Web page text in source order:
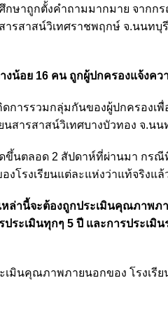
กษาถูกตั้งคำถามมากมาย จากก
สารสาสน์วิเทศราชพฤกษ์ จ.นน
น้อย 16 คน ถูกผู้ปกครองแจ้งคว
ดการรวมกลุ่มกันของผู้ปกครอง
นสารสาสน์วิเทศบางบัวทอง จ.น
ดขึ้นตลอด 2 สัปดาห์ที่ผ่านมา กร
โรงเรียนแต่ละแห่งว่าแท้จริงแ
หล่านี้จะต้องถูกประเมินคุณภา
ระเมินทุกๆ 5 ปี และการประเมิ
มินคุณภาพภายนอกของ โรงเรี